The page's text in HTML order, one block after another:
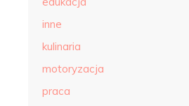
inne
kulinaria
motoryzacja
praca